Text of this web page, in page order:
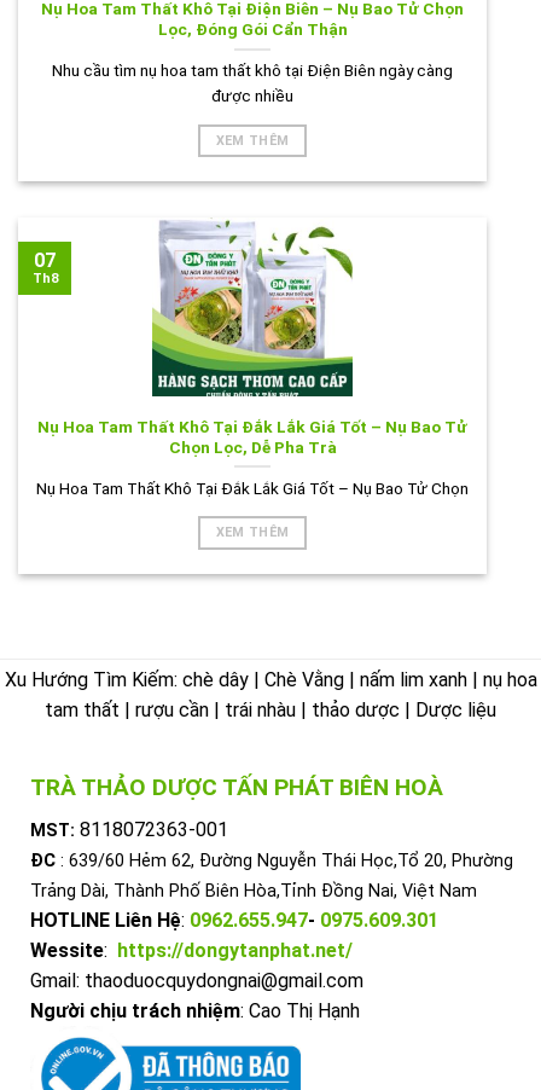
Nụ Hoa Tam Thất Khô Tại Điện Biên – Nụ Bao Tử Chọn
Lọc, Đóng Gói Cẩn Thận
Nhu cầu tìm nụ hoa tam thất khô tại Điện Biên ngày càng
được nhiều
XEM THÊM
Nụ Hoa Tam Thất Khô Tại Đắk Lắk Giá Tốt – Nụ Bao Tử
Chọn Lọc, Dễ Pha Trà
Nụ Hoa Tam Thất Khô Tại Đắk Lắk Giá Tốt – Nụ Bao Tử Chọn
XEM THÊM
07
Th8
Xu Hướng Tìm Kiếm: chè dây | Chè Vằng | nấm lim xanh | nụ hoa
tam thất | rượu cần | trái nhàu | thảo dược | Dược liệu
TRÀ THẢO DƯỢC TẤN PHÁT BIÊN HOÀ
MST: 8118072363-001
ĐC : 639/60 Hẻm 62, Đường Nguyễn Thái Học,Tổ 20, Phường
Trảng Dài, Thành Phố Biên Hòa,Tỉnh Đồng Nai, Việt Nam
HOTLINE Liên Hệ: 0962.655.947- 0975.609.301
Wessite: https://dongytanphat.net/
Gmail: thaoduocquydongnai@gmail.com
Người chịu trách nhiệm: Cao Thị Hạnh